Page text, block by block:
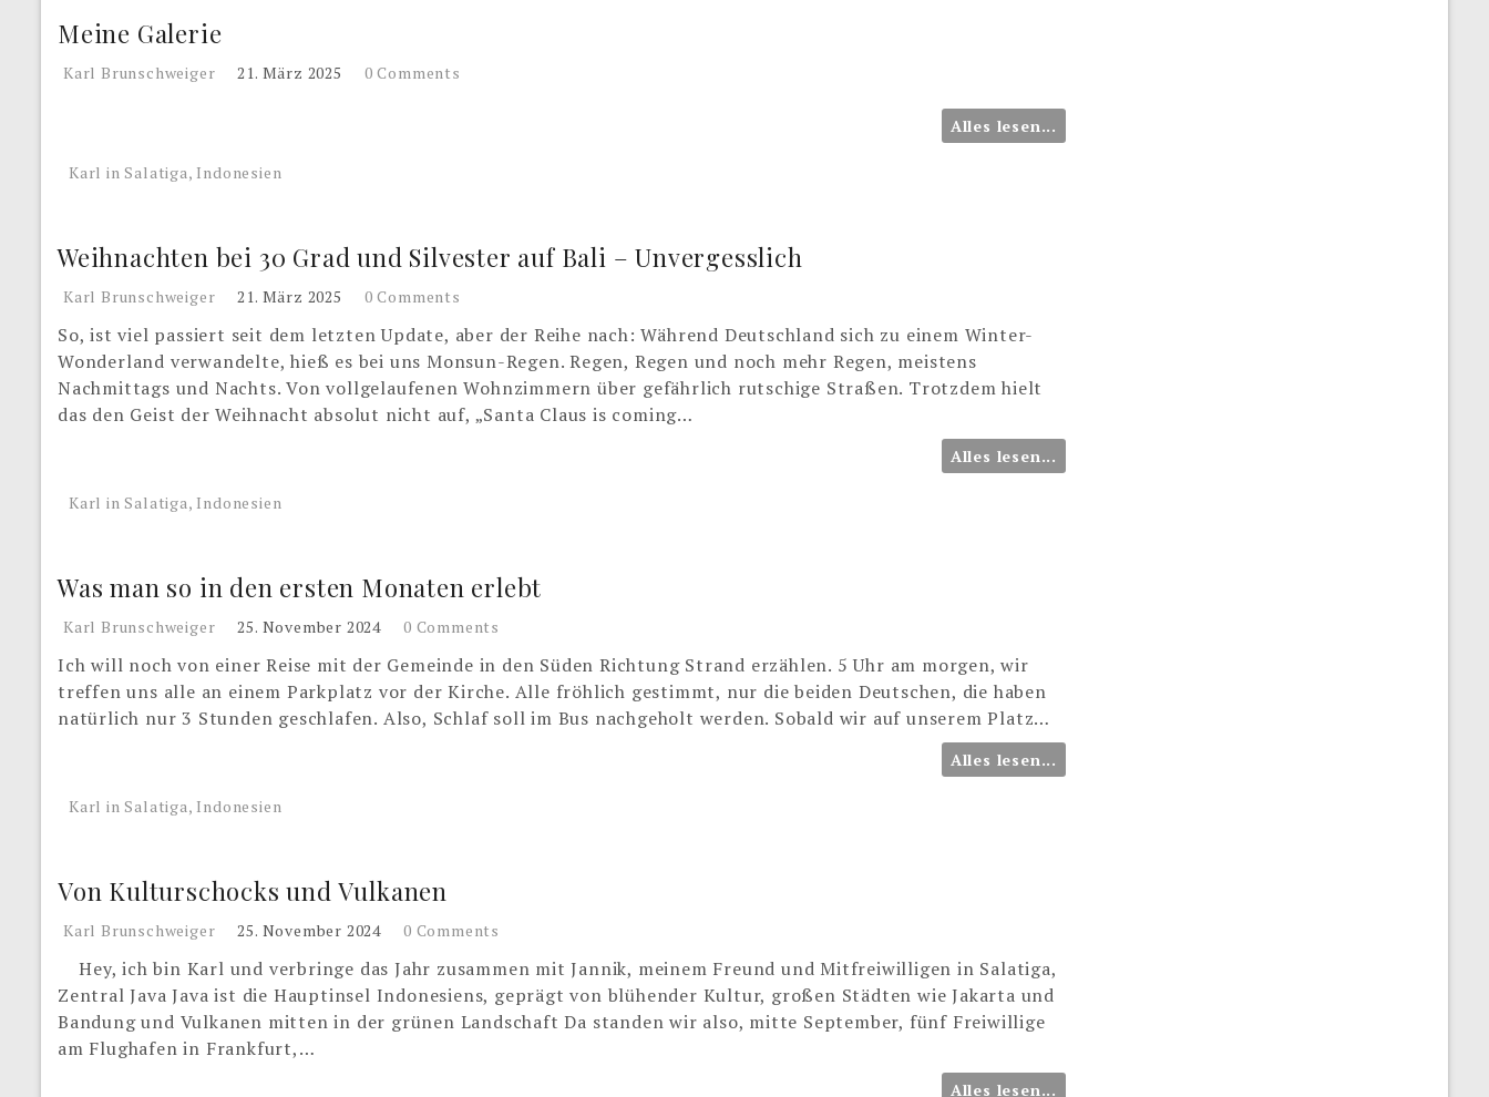
Meine Galerie
Karl Brunschweiger 21. März 2025 0 Comments
Alles lesen...
Karl in Salatiga, Indonesien
Weihnachten bei 30 Grad und Silvester auf Bali – Unvergesslich
Karl Brunschweiger 21. März 2025 0 Comments
So, ist viel passiert seit dem letzten Update, aber der Reihe nach: Während Deutschland sich zu einem Winter-
Wonderland verwandelte, hieß es bei uns Monsun-Regen. Regen, Regen und noch mehr Regen, meistens
Nachmittags und Nachts. Von vollgelaufenen Wohnzimmern über gefährlich rutschige Straßen. Trotzdem hielt
das den Geist der Weihnacht absolut nicht auf, „Santa Claus is coming…
Alles lesen...
Karl in Salatiga, Indonesien
Was man so in den ersten Monaten erlebt
Karl Brunschweiger 25. November 2024 0 Comments
Ich will noch von einer Reise mit der Gemeinde in den Süden Richtung Strand erzählen. 5 Uhr am morgen, wir
treffen uns alle an einem Parkplatz vor der Kirche. Alle fröhlich gestimmt, nur die beiden Deutschen, die haben
natürlich nur 3 Stunden geschlafen. Also, Schlaf soll im Bus nachgeholt werden. Sobald wir auf unserem Platz…
Alles lesen...
Karl in Salatiga, Indonesien
Von Kulturschocks und Vulkanen
Karl Brunschweiger 25. November 2024 0 Comments
Hey, ich bin Karl und verbringe das Jahr zusammen mit Jannik, meinem Freund und Mitfreiwilligen in Salatiga,
Zentral Java Java ist die Hauptinsel Indonesiens, geprägt von blühender Kultur, großen Städten wie Jakarta und
Bandung und Vulkanen mitten in der grünen Landschaft Da standen wir also, mitte September, fünf Freiwillige
am Flughafen in Frankfurt,…
Alles lesen...